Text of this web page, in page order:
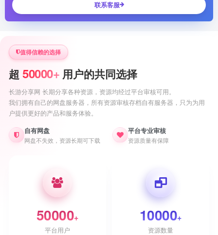
联系客服
值得信赖的选择
超 50000+ 用户的共同选择
长游分享网 长期分享各种资源，资源均经过平台审核可用。
我们拥有自己的网盘服务器，所有资源审核存档自有服务器，只为为用
户提供更好的产品和服务体验。
自有网盘
网盘不失效，资源长期可下载
平台专业审核
资源质量有保障
50000+
平台用户
10000+
资源数量